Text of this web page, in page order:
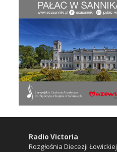
Radio Victoria
Rozgłośnia Diecezji Łowickiej